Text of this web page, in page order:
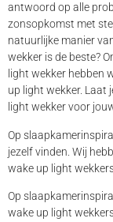
antwoord op alle
zonsopkomst met
natuurlijke manier
wekker is de beste?
light wekker hebben
up light wekker. Laat
light wekker voor
Op
jezelf vinden. Wij
wake up light
Op
wake up light